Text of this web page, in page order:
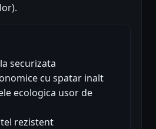
securizata
cu spatar inalt
ecologica usor de
rezistent